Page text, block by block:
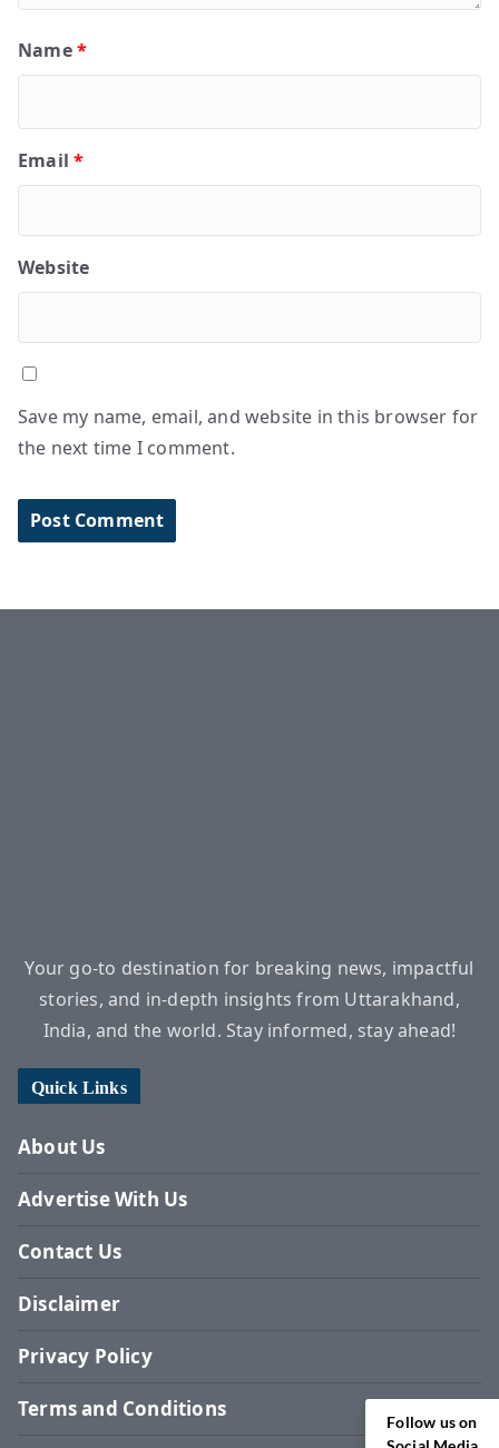
Name*
Email*
Website
Save my name, email, and website in this browser for
the next time I comment.
Your go-to destination for breaking news, impactful
stories, and in-depth insights from Uttarakhand,
India, and the world. Stay informed, stay ahead!
Quick Links
About Us
Advertise With Us
Contact Us
Disclaimer
Privacy Policy
Terms and Conditions
Follow us on